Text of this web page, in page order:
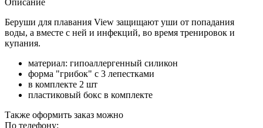
Беруши для плавания View защищают уши от попадания
воды, а вместе с ней и инфекций, во время тренировок и
купания.
материал: гипоаллергенный силикон
форма "грибок" с 3 лепестками
в комплекте 2 шт
пластиковый бокс в комплекте
Также оформить заказ можно
По телефону: